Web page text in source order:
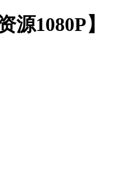
1080P】